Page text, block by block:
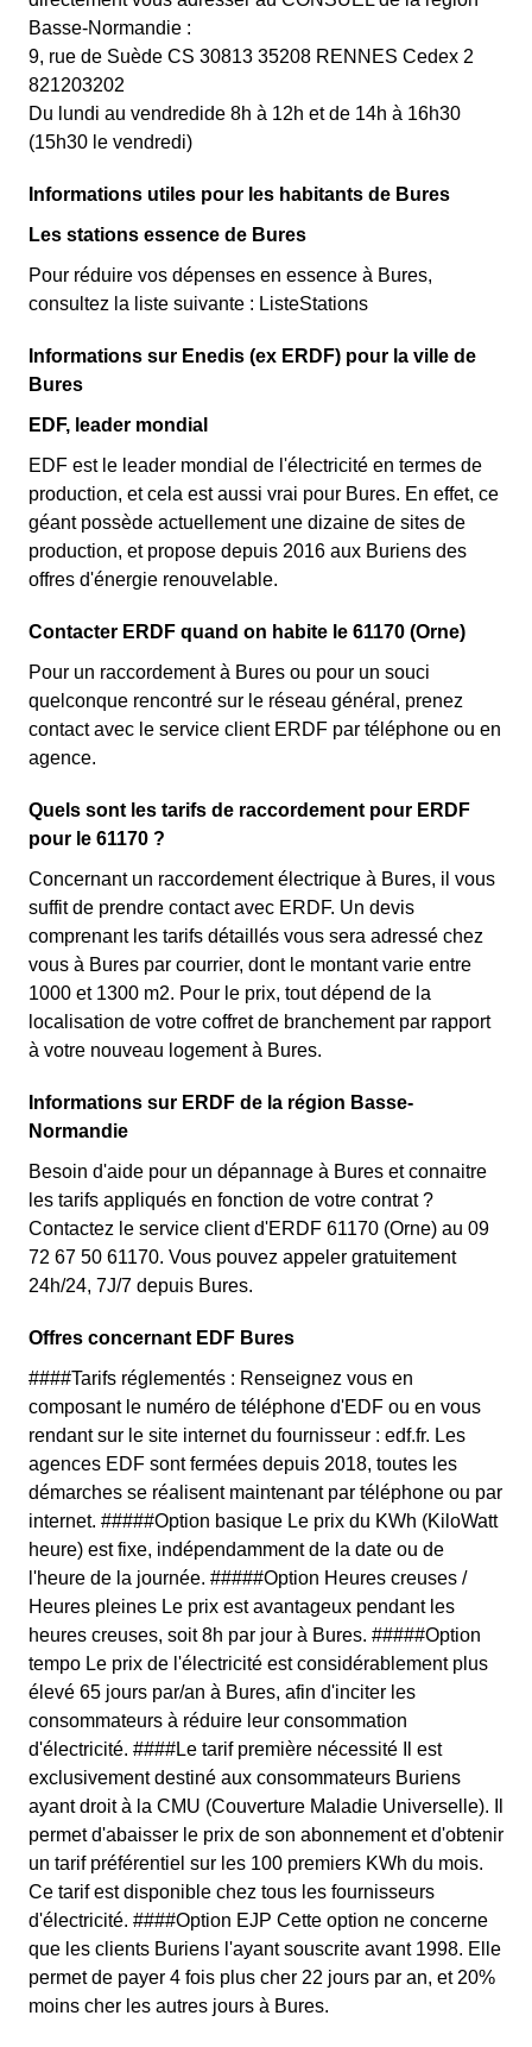
Basse-Normandie :
9, rue de Suède CS 30813 35208 RENNES Cedex 2
821203202
Du lundi au vendredide 8h à 12h et de 14h à 16h30
(15h30 le vendredi)
Informations utiles pour les habitants de Bures
Les stations essence de Bures
Pour réduire vos dépenses en essence à Bures,
consultez la liste suivante : ListeStations
Informations sur Enedis (ex ERDF) pour la ville de
Bures
EDF, leader mondial
EDF est le leader mondial de l'électricité en termes de
production, et cela est aussi vrai pour Bures. En effet, ce
géant possède actuellement une dizaine de sites de
production, et propose depuis 2016 aux Buriens des
offres d'énergie renouvelable.
Contacter ERDF quand on habite le 61170 (Orne)
Pour un raccordement à Bures ou pour un souci
quelconque rencontré sur le réseau général, prenez
contact avec le service client ERDF par téléphone ou en
agence.
Quels sont les tarifs de raccordement pour ERDF
pour le 61170 ?
Concernant un raccordement électrique à Bures, il vous
suffit de prendre contact avec ERDF. Un devis
comprenant les tarifs détaillés vous sera adressé chez
vous à Bures par courrier, dont le montant varie entre
1000 et 1300 m2. Pour le prix, tout dépend de la
localisation de votre coffret de branchement par rapport
à votre nouveau logement à Bures.
Informations sur ERDF de la région Basse-
Normandie
Besoin d'aide pour un dépannage à Bures et connaitre
les tarifs appliqués en fonction de votre contrat ?
Contactez le service client d'ERDF 61170 (Orne) au 09
72 67 50 61170. Vous pouvez appeler gratuitement
24h/24, 7J/7 depuis Bures.
Offres concernant EDF Bures
####Tarifs réglementés : Renseignez vous en
composant le numéro de téléphone d'EDF ou en vous
rendant sur le site internet du fournisseur : edf.fr. Les
agences EDF sont fermées depuis 2018, toutes les
démarches se réalisent maintenant par téléphone ou par
internet. #####Option basique Le prix du KWh (KiloWatt
heure) est fixe, indépendamment de la date ou de
l'heure de la journée. #####Option Heures creuses /
Heures pleines Le prix est avantageux pendant les
heures creuses, soit 8h par jour à Bures. #####Option
tempo Le prix de l'électricité est considérablement plus
élevé 65 jours par/an à Bures, afin d'inciter les
consommateurs à réduire leur consommation
d'électricité. ####Le tarif première nécessité Il est
exclusivement destiné aux consommateurs Buriens
ayant droit à la CMU (Couverture Maladie Universelle). Il
permet d'abaisser le prix de son abonnement et d'obtenir
un tarif préférentiel sur les 100 premiers KWh du mois.
Ce tarif est disponible chez tous les fournisseurs
d'électricité. ####Option EJP Cette option ne concerne
que les clients Buriens l'ayant souscrite avant 1998. Elle
permet de payer 4 fois plus cher 22 jours par an, et 20%
moins cher les autres jours à Bures.